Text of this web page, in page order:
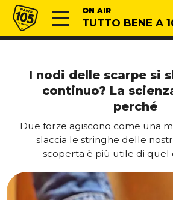
Vai al contenuto
Radio 105 ON AIR
TUTTO BENE A
I nodi delle scarpe si
continuo? La
perché
Due forze agiscono come una
slaccia le stringhe delle
scoperta è più utile di quel